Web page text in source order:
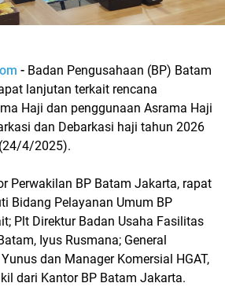
- Badan Pengusahaan (BP) Batam
lanjutan terkait rencana
Haji dan penggunaan Asrama Haji
dan Debarkasi haji tahun 2026
4/2025).
Perwakilan BP Batam Jakarta, rapat
Bidang Pelayanan Umum BP
Plt Direktur Badan Usaha Fasilitas
Iyus Rusmana; General
dan Manager Komersial HGAT,
dari Kantor BP Batam Jakarta.